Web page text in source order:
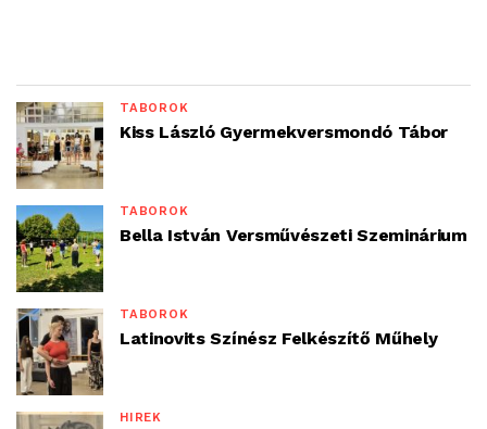
TÁBOROK
Kiss László Gyermekversmondó Tábor
TÁBOROK
Bella István Versművészeti Szeminárium
TÁBOROK
Latinovits Színész Felkészítő Műhely
HÍREK